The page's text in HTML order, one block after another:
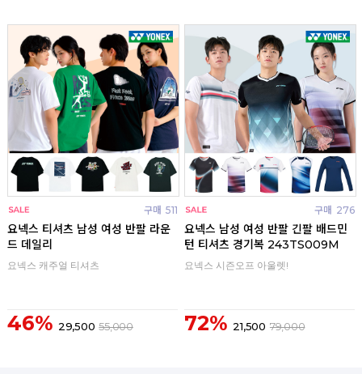
구매 511
요넥스 티셔츠 남성 여성 반팔 라운
드 데일리
요넥스 캐주얼 티셔츠
46% 29,500 55,000
구매 276
요넥스 남성 여성 반팔 긴팔 배드민
턴 티셔츠 경기복 243TS009M
요넥스 시즌오프 아울렛!
72% 21,500 79,000